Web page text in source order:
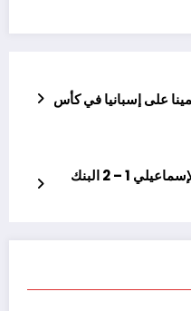
على إسبانيا في كأس
شاهد ملخص و اهداف مباراة الإسماعيلي 1 – 2 البنك